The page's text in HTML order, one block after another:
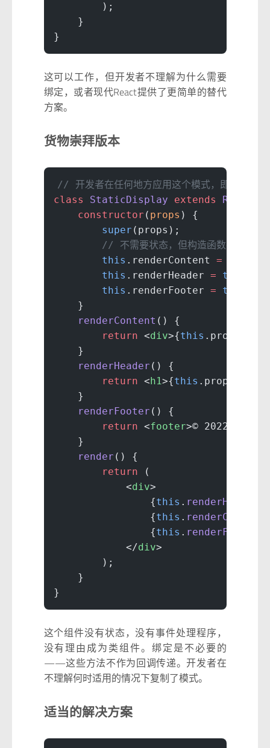
        );
    }
}
这可以工作，但开发者不理解为什么需要
绑定，或者现代React提供了更简单的替代
方案。
货物崇拜版本
// 开发者在任何地方应用这个模式，即使不必要
class StaticDisplay extends React
    constructor
( props ) {
        super
(props);
// 不需要状态，但构造函数存在因为
        this
.renderContent =
        this
.renderHeader = this
        this
.renderFooter = this
    }
    renderContent
() {
        return
<div>{this
    }
    renderHeader
() {
        return
<h1>{this
    }
    renderFooter
() {
        return
<footer>© 2022</
    }
    render
() {
        return
(
            <
div>
                {
this . renderHeader
                {
this . renderContent
                {
this . renderFooter
            </
div>
        );
    }
}
这个组件没有状态，没有事件处理程序，
没有理由成为类组件。绑定是不必要的
——这些方法不作为回调传递。开发者在
不理解何时适用的情况下复制了模式。
适当的解决方案